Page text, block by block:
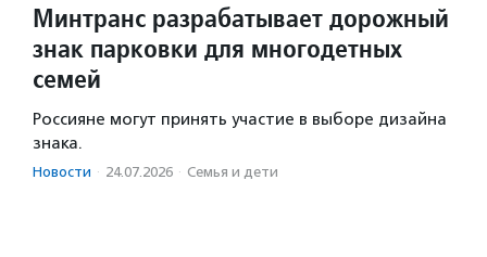
Минтранс разрабатывает дорожный
знак парковки для многодетных
семей
Россияне могут принять участие в выборе дизайна
знака.
Новости · 24.07.2026 · Семья и дети